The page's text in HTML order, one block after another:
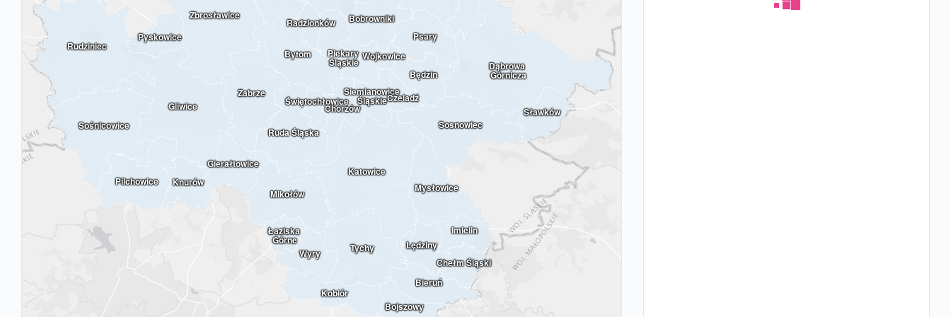
Będzin
Czeladź
Wojkowice
Bobrowniki
Psary
Sławków
Knurów
Pyskowice
Gierałtowice
Pilchowice
Rudziniec
Sośnicowice
Łaziska
Górne
Mikołów
Wyry
Kobiór
Radzionków
Zbrosławice
Bieruń
Imielin
Lędziny
Bojszowy
Chełm Śląski
Bytom
Chorzów
Dąbrowa
Górnicza
Gliwice
Katowice
Mysłowice
Piekary
Śląskie
Ruda Śląska
Siemianowice
Śląskie
Sosnowiec
Świętochłowice
Tychy
Zabrze